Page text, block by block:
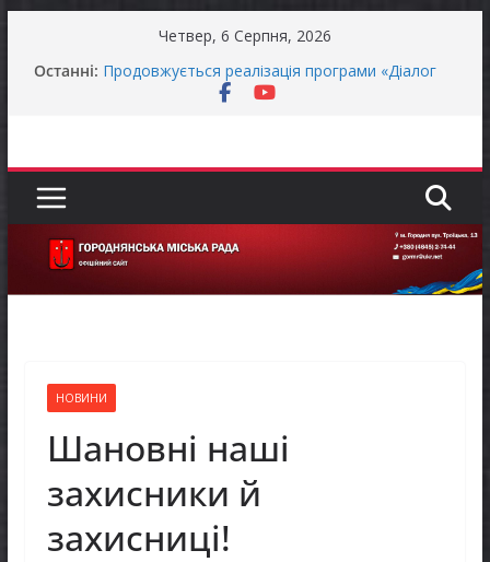
Четвер, 6 Серпня, 2026
Останні: МОВЧАННЯ
Продовжується реалізація програми «Діалог
відсоткові податкові пільги для територій,
щодо яких прийнято рішення про обов’язкову
Відбулась 45-та сесія Городнянської міської
ради восьмого скликання
Фахівці із супроводу ветеранів війни та
демобілізованих осіб в Городнянській громаді
НОВИНИ
Шановні наші
захисники й
захисниці!